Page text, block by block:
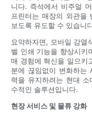
니다. 즉석에서 비주얼
프린터는 매장의 외관을
보도록 유도할 수 있습니
요약하자면, 모바일 감열
벨 인쇄 기능을 향상시키
매 경험에 혁신을 일으키
분에 끊임없이 변화하는
력을 유지하려는 현대
수적인 솔루션입니다.
현장 서비스 및 물류 강화